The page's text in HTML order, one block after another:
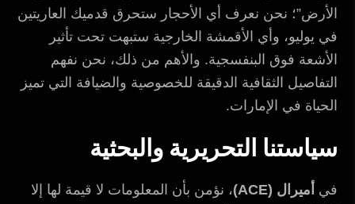
الأرض”؛ نحن نعرف أي الأحجار ستحرق قدميك العاريتين
في يوليو، وأي الأقمشة الخارجية ستبهت تحت تأثير
الأشعة فوق البنفسجية. والأهم من ذلك، نحن نفهم
التفاصيل الثقافية الدقيقة للخصوصية والضيافة التي تميز
الحياة في الإمارات.
سياستنا التحريرية والبحثية
في أميرال (ACE)
، نؤمن بأن المعلومات لا قيمة لها إلا